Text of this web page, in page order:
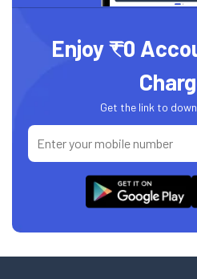
Enjoy ₹0
Get the link to